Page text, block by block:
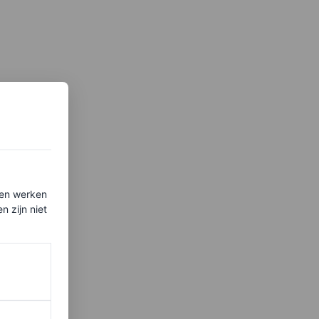
werken
zijn niet